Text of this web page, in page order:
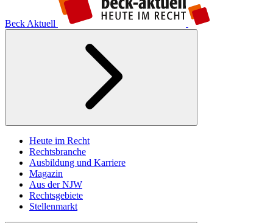
Beck Aktuell
Heute im Recht
Rechtsbranche
Ausbildung und Karriere
Magazin
Aus der NJW
Rechtsgebiete
Stellenmarkt